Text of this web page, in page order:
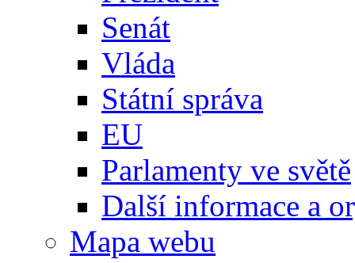
Senát
Vláda
Státní správa
EU
Parlamenty ve světě
Další informace a
Mapa webu